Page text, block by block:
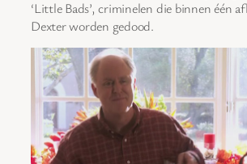
‘Little Bads’, criminelen die binnen één
Dexter worden gedood.